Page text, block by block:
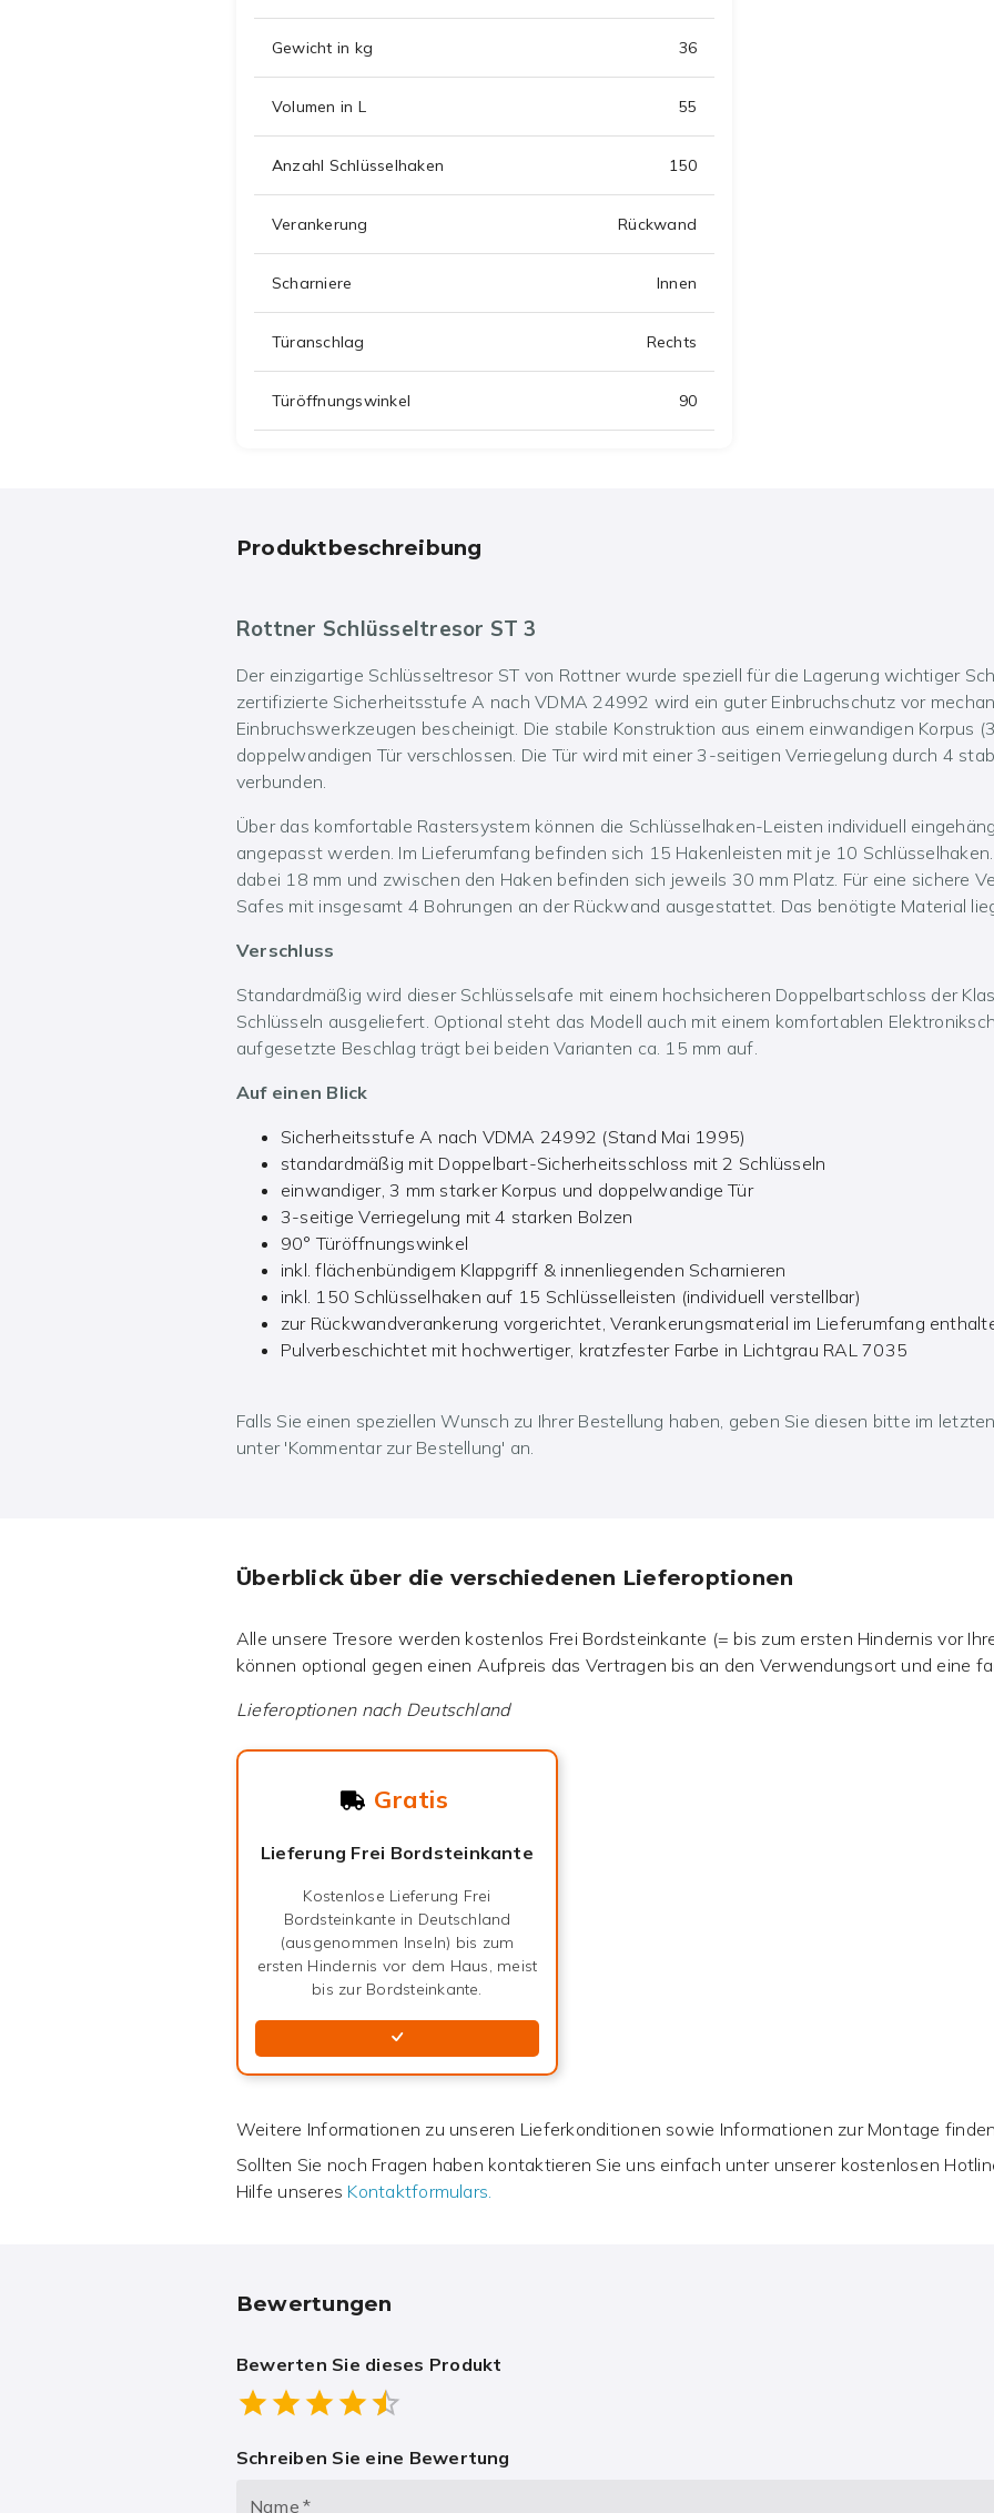
Gewicht in kg 36
Volumen in L 55
Anzahl Schlüsselhaken 150
Verankerung Rückwand
Scharniere Innen
Türanschlag Rechts
Türöffnungswinkel 90
Produktbeschreibung
Rottner Schlüsseltresor ST 3
Der einzigartige Schlüsseltresor ST von Rottner wurde speziell für die Lagerung wichtiger
zertifizierte Sicherheitsstufe A nach VDMA 24992 wird ein guter Einbruchschutz vor
Einbruchswerkzeugen bescheinigt. Die stabile Konstruktion aus einem einwandigen Korpus
doppelwandigen Tür verschlossen. Die Tür wird mit einer 3-seitigen Verriegelung durch 4
verbunden.
Über das komfortable Rastersystem können die Schlüsselhaken-Leisten individuell
angepasst werden. Im Lieferumfang befinden sich 15 Hakenleisten mit je 10
dabei 18 mm und zwischen den Haken befinden sich jeweils 30 mm Platz. Für eine sichere
Safes mit insgesamt 4 Bohrungen an der Rückwand ausgestattet. Das benötigte Material
Verschluss
Standardmäßig wird dieser Schlüsselsafe mit einem hochsicheren Doppelbartschloss der
Schlüsseln ausgeliefert. Optional steht das Modell auch mit einem komfortablen
aufgesetzte Beschlag trägt bei beiden Varianten ca. 15 mm auf.
Auf einen Blick
Sicherheitsstufe A nach VDMA 24992 (Stand Mai 1995)
standardmäßig mit Doppelbart-Sicherheitsschloss mit 2 Schlüsseln
einwandiger, 3 mm starker Korpus und doppelwandige Tür
3-seitige Verriegelung mit 4 starken Bolzen
90° Türöffnungswinkel
inkl. flächenbündigem Klappgriff & innenliegenden Scharnieren
inkl. 150 Schlüsselhaken auf 15 Schlüsselleisten (individuell verstellbar)
zur Rückwandverankerung vorgerichtet, Verankerungsmaterial im Lieferumfang
Pulverbeschichtet mit hochwertiger, kratzfester Farbe in Lichtgrau RAL 7035
Falls Sie einen speziellen Wunsch zu Ihrer Bestellung haben, geben Sie diesen bitte im
unter 'Kommentar zur Bestellung' an.
Überblick über die verschiedenen Lieferoptionen
Alle unsere Tresore werden kostenlos Frei Bordsteinkante (= bis zum ersten Hindernis vor
können optional gegen einen Aufpreis das Vertragen bis an den Verwendungsort und eine
Lieferoptionen nach Deutschland
Gratis
Lieferung Frei Bordsteinkante
Kostenlose Lieferung Frei
Bordsteinkante in Deutschland
(ausgenommen Inseln) bis zum
ersten Hindernis vor dem Haus, meist
bis zur Bordsteinkante.
Weitere Informationen zu unseren Lieferkonditionen sowie Informationen zur Montage
Sollten Sie noch Fragen haben kontaktieren Sie uns einfach unter unserer kostenlosen
Hilfe unseres Kontaktformulars.
Bewertungen
Bewerten Sie dieses Produkt
0.5 Stars
1 Star1.5 Stars
2 Stars
2.5 Stars
3 Stars
3.5 Stars
4 Stars4.5 Stars
5 Stars
Schreiben Sie eine Bewertung
Name *